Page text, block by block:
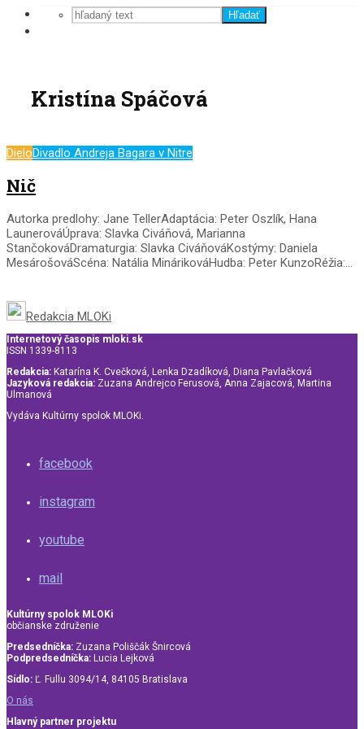
Hľadať
Kristína Spáčová
DieloDivadlo Andreja Bagara v Nitre
Nič
Autorka predlohy: Jane TellerAdaptácia: Peter Oszlík, Hana
LaunerováÚprava: Slavka Civáňová, Marianna
StančokováDramaturgia: Slavka CiváňováKostýmy: Daniela
MesárošováScéna: Natália MinárikováHudba: Peter KunzoRéžia:...
Redakcia MLOKi
Internetový časopis mloki.sk
ISSN 1339-8113
Redakcia: Katarína K. Cvečková, Lenka Dzadíková, Diana Pavlačková
Jazyková redakcia: Zuzana Andrejco Ferusová, Anna Zajacová, Martina
Ulmanová
Vydáva Kultúrny spolok MLOKi.
facebook
instagram
youtube
mail
Kultúrny spolok MLOKi
občianske združenie
Predsedníčka: Zuzana Poliščák Šnircová
Podpredsedníčka: Lucia Lejková
Sídlo: Ľ. Fullu 3094/14, 84105 Bratislava
O nás
Hlavný partner projektu